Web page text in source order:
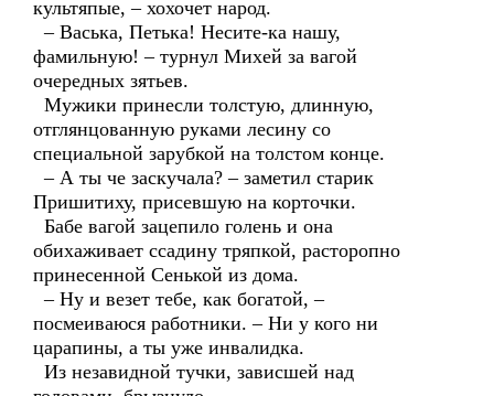
культяпые, – хохочет народ.
– Васька, Петька! Несите-ка нашу,
фамильную! – турнул Михей за вагой
очередных зятьев.
Мужики принесли толстую, длинную,
отглянцованную руками лесину со
специальной зарубкой на толстом конце.
– А ты че заскучала? – заметил старик
Пришитиху, присевшую на корточки.
Бабе вагой зацепило голень и она
обихаживает ссадину тряпкой, расторопно
принесенной Сенькой из дома.
– Ну и везет тебе, как богатой, –
посмеиваюся работники. – Ни у кого ни
царапины, а ты уже инвалидка.
Из незавидной тучки, зависшей над